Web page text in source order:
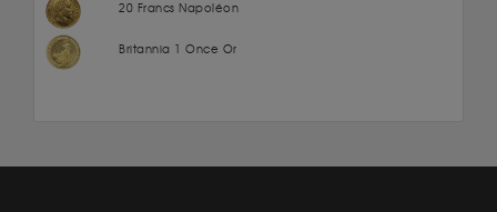
20 Francs Napoléon
Britannia 1 Once Or